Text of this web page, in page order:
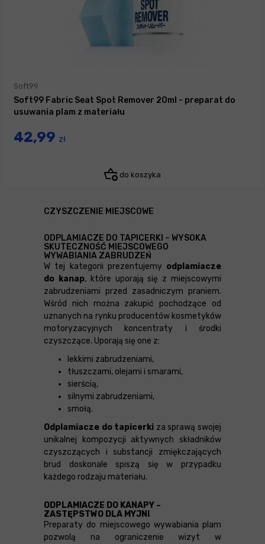
Soft99
Soft99 Fabric Seat Spot Remover 20ml - preparat do
usuwania plam z materiału
42,99 zł
do koszyka
CZYSZCZENIE MIEJSCOWE
ODPLAMIACZE DO TAPICERKI – WYSOKA
SKUTECZNOŚĆ MIEJSCOWEGO
WYWABIANIA ZABRUDZEŃ
W tej kategorii prezentujemy odplamiacze
do kanap, które uporają się z miejscowymi
zabrudzeniami przed zasadniczym praniem.
Wśród nich można zakupić pochodzące od
uznanych na rynku producentów kosmetyków
motoryzacyjnych koncentraty i środki
czyszczące. Uporają się one z:
lekkimi zabrudzeniami,
tłuszczami, olejami i smarami,
sierścią,
silnymi zabrudzeniami,
smołą.
Odplamiacze do tapicerki za sprawą swojej
unikalnej kompozycji aktywnych składników
czyszczących i substancji zmiękczających
brud doskonale spiszą się w przypadku
każdego rodzaju materiału.
ODPLAMIACZE DO KANAPY –
ZASTĘPSTWO DLA MYJNI
Preparaty do miejscowego wywabiania plam
pozwolą na ograniczenie wizyt w